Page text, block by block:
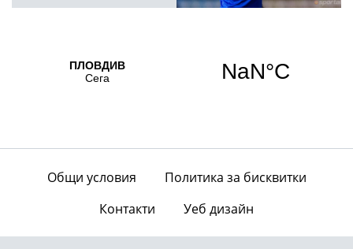
Общи условия
Политика за бисквитки
Контакти
Уеб дизайн